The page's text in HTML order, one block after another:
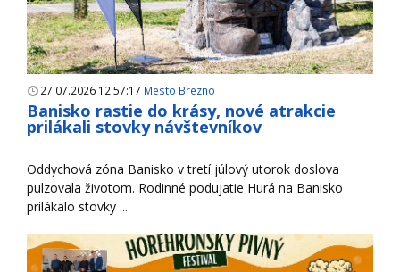
27.07.2026 12:57:17 Mesto Brezno
Banisko rastie do krásy, nové atrakcie
prilákali stovky návštevníkov
Oddychová zóna Banisko v tretí júlový utorok doslova
pulzovala životom. Rodinné podujatie Hurá na Banisko
prilákalo stovky ...